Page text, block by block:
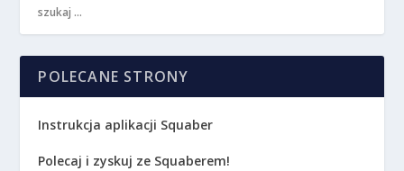
POLECANE STRONY
Instrukcja aplikacji Squaber
Polecaj i zyskuj ze Squaberem!